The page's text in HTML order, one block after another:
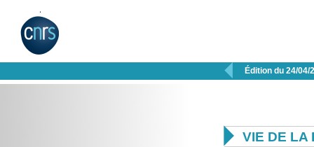
 Édition du 24/04/
 VIE DE LA